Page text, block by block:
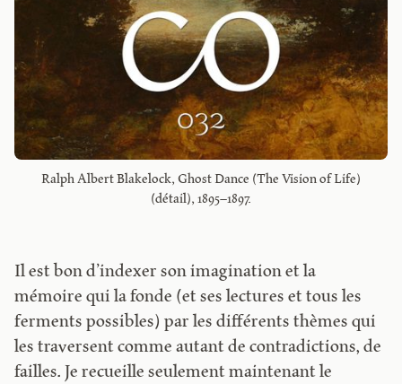
Ralph Albert Blakelock, Ghost Dance (The Vision of Life)
(détail), 1895–1897.
Il est bon d’indexer son imagination et la
mémoire qui la fonde (et ses lectures et tous les
ferments possibles) par les différents thèmes qui
les traversent comme autant de contradictions, de
failles. Je recueille seulement maintenant le